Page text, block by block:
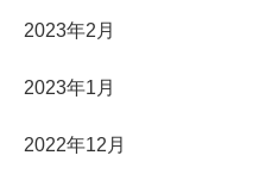
2023年2月
2023年1月
2022年12月